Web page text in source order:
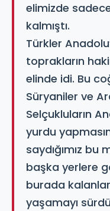
elimizde
kalmıştı.
Türkler
toprakların
elinde idi. Bu
Süryaniler ve
Selçukluların
yurdu
saydığımız bu
başka yerlere
burada kalanlar
yaşamayı